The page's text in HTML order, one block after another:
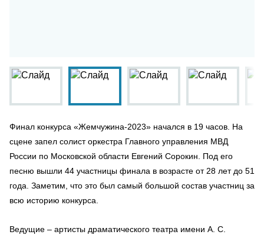
Финал конкурса «Жемчужина-2023» начался в 19 часов. На
сцене запел солист оркестра Главного управления МВД
России по Московской области Евгений Сорокин. Под его
песню вышли 44 участницы финала в возрасте от 28 лет до 51
года. Заметим, что это был самый большой состав участниц за
всю историю конкурса.
Ведущие – артисты драматического театра имени А. С.